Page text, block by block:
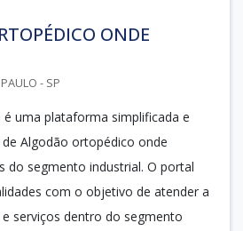
ONDE
- SP
é uma plataforma simplificada e
Algodão ortopédico onde
do segmento industrial. O portal
com o objetivo de atender a
serviços dentro do segmento